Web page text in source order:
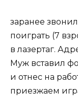
заранее
поиграть (7
в лазертаг.
Муж вставил
и отнес на
приезжаем